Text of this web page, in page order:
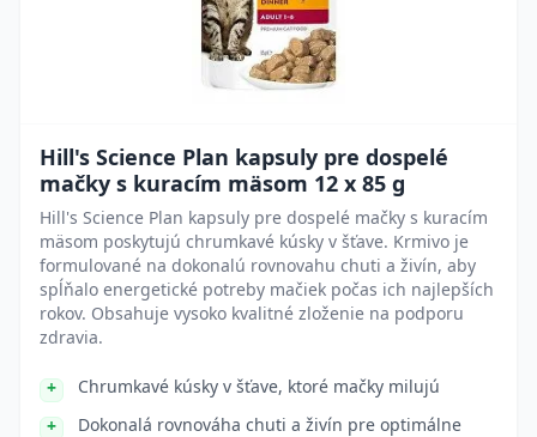
Hill's Science Plan kapsuly pre dospelé
mačky s kuracím mäsom 12 x 85 g
Hill's Science Plan kapsuly pre dospelé mačky s kuracím
mäsom poskytujú chrumkavé kúsky v šťave. Krmivo je
formulované na dokonalú rovnovahu chuti a živín, aby
spĺňalo energetické potreby mačiek počas ich najlepších
rokov. Obsahuje vysoko kvalitné zloženie na podporu
zdravia.
Chrumkavé kúsky v šťave, ktoré mačky milujú
Dokonalá rovnováha chuti a živín pre optimálne